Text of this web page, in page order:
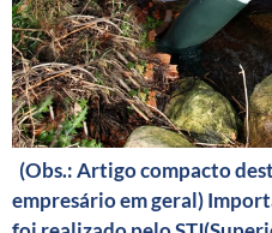
(Obs.: Artigo compacto
empresário em geral)